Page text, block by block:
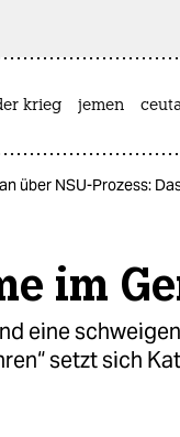
krieg jemen
über NSU-Prozess:
im
eine
setzt sich